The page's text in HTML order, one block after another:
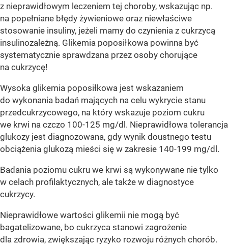
z nieprawidłowym leczeniem tej choroby, wskazując np.
na popełniane błędy żywieniowe oraz niewłaściwe
stosowanie insuliny, jeżeli mamy do czynienia z cukrzycą
insulinozależną. Glikemia poposiłkowa powinna być
systematycznie sprawdzana przez osoby chorujące
na cukrzycę!
Wysoka glikemia poposiłkowa jest wskazaniem
do wykonania badań mających na celu wykrycie stanu
przedcukrzycowego, na który wskazuje poziom cukru
we krwi na czczo 100-125 mg/dl. Nieprawidłowa tolerancja
glukozy jest diagnozowana, gdy wynik doustnego testu
obciążenia glukozą mieści się w zakresie 140-199 mg/dl.
Badania poziomu cukru we krwi są wykonywane nie tylko
w celach profilaktycznych, ale także w diagnostyce
cukrzycy.
Nieprawidłowe wartości glikemii nie mogą być
bagatelizowane, bo cukrzyca stanowi zagrożenie
dla zdrowia, zwiększając ryzyko rozwoju różnych chorób.